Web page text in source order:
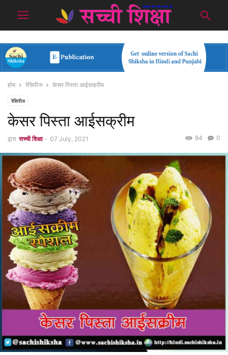
होम रेसिपीज केसर पिस्ता आईसक्रीम
रेसिपीज
केसर पिस्ता आईसक्रीम
द्वारा सच्ची शिक्षा - 07 July, 2021 0
84